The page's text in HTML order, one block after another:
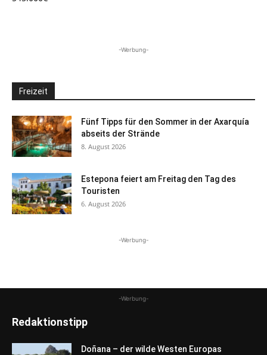
-Werbung-
Freizeit
Fünf Tipps für den Sommer in der Axarquía
abseits der Strände
8. August 2026
Estepona feiert am Freitag den Tag des
Touristen
6. August 2026
-Werbung-
-Werbung-
Redaktionstipp
Doñana – der wilde Westen Europas